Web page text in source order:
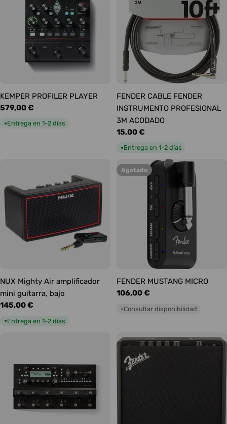
KEMPER PROFILER PLAYER
Precio
habitual
579,00 €
●Entrega en 1-2 días
FENDER CABLE FENDER
INSTRUMENTO PROFESIONAL
3M ACODADO
Precio
habitual
15,00 €
●Entrega en 1-2 días
NUX Mighty Air amplificador
mini guitarra, bajo
Precio
145,00 €
●Entrega en 1-2 días
Agotado
FENDER MUSTANG MICRO
Precio
106,00 €
○Consultar disponibilidad